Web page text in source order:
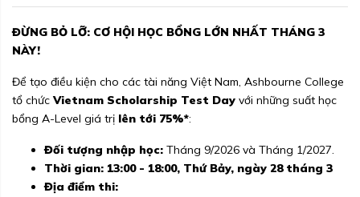
ĐỪNG BỎ LỠ: CƠ HỘI HỌC BỔNG LỚN NHẤT THÁNG 3
NÀY!
Để tạo điều kiện cho các tài năng Việt Nam, Ashbourne College
tổ chức Vietnam Scholarship Test Day với những suất học
bổng A-Level giá trị lên tới 75%*:
Đối tượng nhập học: Tháng 9/2026 và Tháng 1/2027.
Thời gian: 13:00 - 18:00, Thứ Bảy, ngày 28 tháng 3
Địa điểm thi: